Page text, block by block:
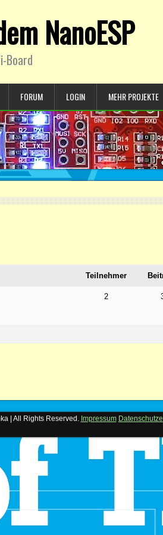
NanoESP
Board
FORUM LOGIN MEHR PROJEKTE
Teilnehmer
2
| All Rights Reserved. Impressum